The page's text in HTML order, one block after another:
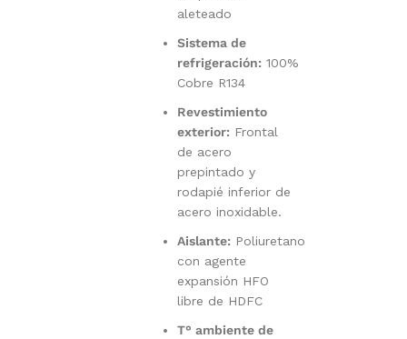
aleteado
Sistema de
refrigeración: 100%
Cobre R134
Revestimiento
exterior: Frontal
de acero
prepintado y
rodapié inferior de
acero inoxidable.
Aislante: Poliuretano
con agente
expansión HFO
libre de HDFC
T° ambiente de